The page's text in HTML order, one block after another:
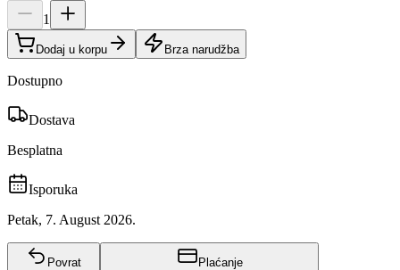
1
Dodaj u korpu Brza narudžba
Dostupno
Dostava
Besplatna
Isporuka
Petak, 7. August 2026.
Povrat
Plaćanje